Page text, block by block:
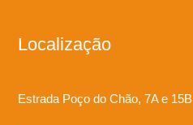
Localização
Estrada Poço do Chão, 7A e